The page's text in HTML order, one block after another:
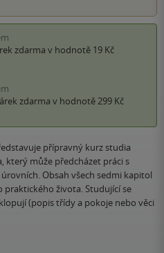
zdarma v hodnotě 19 Kč
zdarma v hodnotě 299 Kč
přípravný kurz studia
který může předcházet práci s
Obsah všech sedmi kapitol
praktického života. Studující se
(popis třídy a pokoje nebo věci